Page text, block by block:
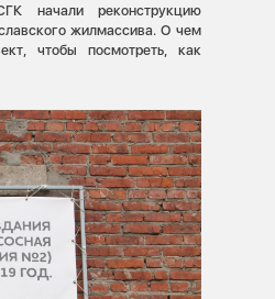
начали реконструкцию
жилмассива. О чем
чтобы посмотреть, как